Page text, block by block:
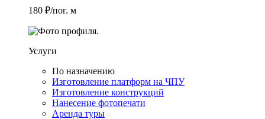
180 ₽/пог. м
Услуги
По назначению
Изготовление платформ на ЧПУ
Изготовление конструкций
Нанесение фотопечати
Аренда туры